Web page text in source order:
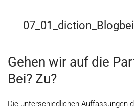
Gehen wir auf die
Bei? Zu?
Die unterschiedlichen Auffassungen